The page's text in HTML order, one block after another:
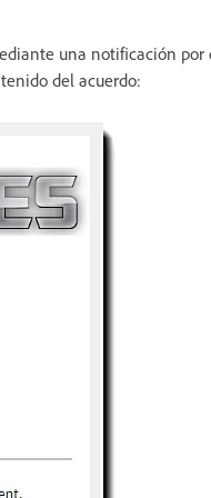
una notificación
del acuerdo: